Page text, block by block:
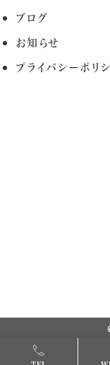
ブログ
お知らせ
プライバシーポリ